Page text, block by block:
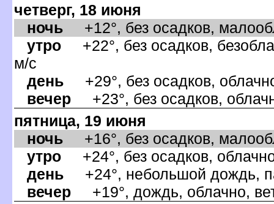
четверг, 18 июня
ночь +12°, без осадков,
утро +22°, без осадков,
м/с
день +29°, без осадков,
ечер +23°, без осадков,
пятница, 19 июня
ночь +16°, без осадков,
утро +24°, без осадков,
день +24°, небольшой дождь,
ечер +19°, дождь, облачно,